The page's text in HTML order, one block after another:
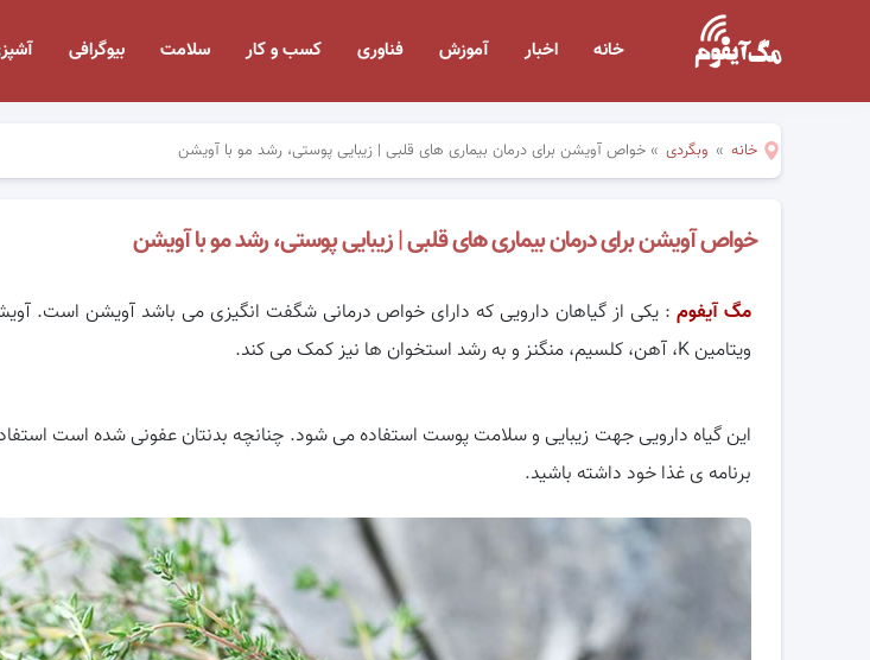
خانه اخبار آموزش فناوری کسب و کار سلامت بیوگرافی
خانه » وبگردی » خواص آویشن برای درمان بیماری های قلبی | زیبایی پوستی، رشد مو با آویشن
خواص آویشن برای درمان بیماری های قلبی | زیبایی پوستی، رشد مو با آویشن
مگ آیفوم: یکی از گیاهان دارویی که دارای خواص درمانی شگفت انگیزی می باشد آویشن است.
ویتامین K، آهن، کلسیم، منگنز و به رشد استخوان ها نیز کمک می کند.
این گیاه دارویی جهت زیبایی و سلامت پوست استفاده می شود. چنانچه بدنتان عفونی شده است
برنامه ی غذا خود داشته باشید.